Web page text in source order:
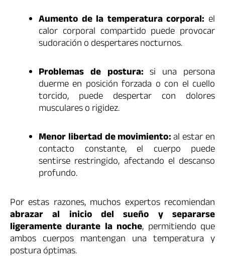
Aumento de la temperatura corporal: el
calor corporal compartido puede provocar
sudoración o despertares nocturnos.
Problemas de postura: si una persona
duerme en posición forzada o con el cuello
torcido, puede despertar con dolores
musculares o rigidez.
Menor libertad de movimiento:al estar en
contacto constante, el cuerpo puede
sentirse restringido, afectando el descanso
profundo.
Por estas razones, muchos expertos recomiendan
abrazar al inicio del sueño y separarse
ligeramente durante la noche, permitiendo que
ambos cuerpos mantengan una temperatura y
postura óptimas.